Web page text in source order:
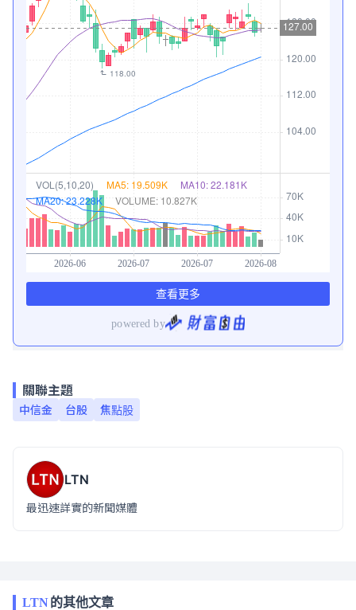
關聯主題
中信金 台股 焦點股
LTN
最迅速詳實的新聞媒體
LTN的其他文章